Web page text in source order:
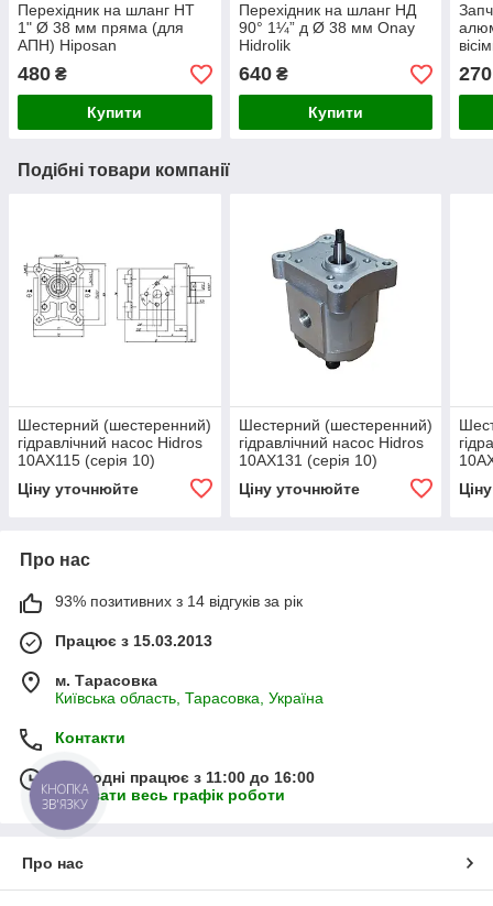
Перехідник на шланг НТ
1" Ø 38 мм пряма (для
АПН) Hiposan
480 ₴
Купити
Перехідник на шланг НД
90° 1¼” д Ø 38 мм Onay
Hidrolik
640₴
Купити
270
Подібні товари компанії
Шестерний (шестеренний)
гідравлічний насос Hidros
10АХ115 (серія 10)
Ціну уточнюйте
Шестерний (шестеренний)
гідравлічний насос Hidros
10АХ131 (серія 10)
Ціну уточнюйте
Про нас
93% позитивних з 14 відгуків за рік
Працює з 15.03.2013
м. Тарасовка
Київська область, Тарасовка, Україна
Контакти
Сьогодні працює з 11:00 до 16:00
Показати весь графік роботи
Про нас
КНОПКА
ЗВ'ЯЗКУ